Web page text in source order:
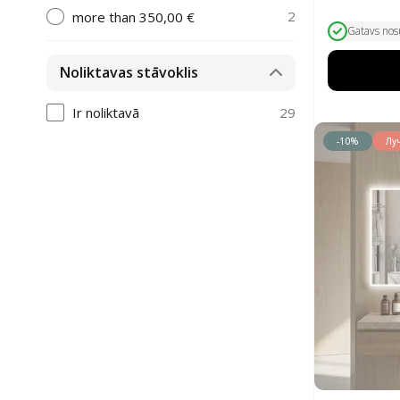
more than 350,00 €
2
Noliktavas stāvoklis
Ir noliktavā 29
350,00 €.
308,00 €.
Gatavs
-10%